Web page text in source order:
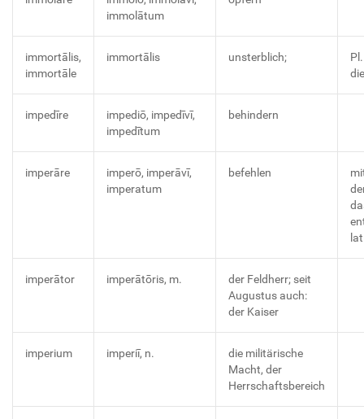
immolātum
immortālis,
immortāle
immortālis unsterblich;
impedīre
impediō, impedīvī,
impedītum
behindern
imperāre
imperō, imperāvī,
imperatum
befehlen
imperātor imperātōris, m.
der Feldherr; seit
Augustus auch:
der Kaiser
imperium imperiī, n.
die militärische
Macht, der
Herrschaftsbereich